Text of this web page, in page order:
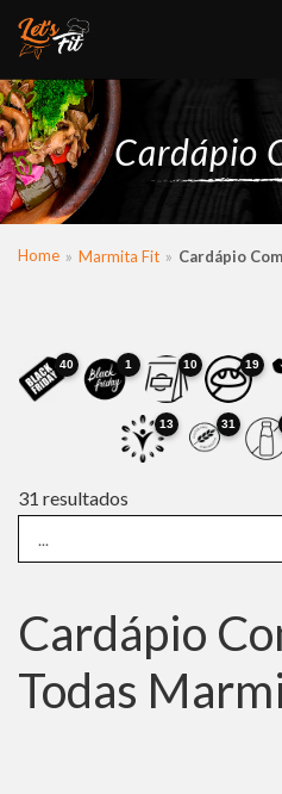
Cardápio
Home Marmita Fit Cardápio
40 1 10 19
13 31
31 resultados
Cardápio
Todas